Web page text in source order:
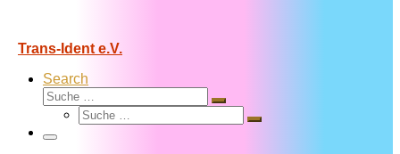
Trans-Ident e.V.
Search
Suche
Suche
Suche
Suche
Menü